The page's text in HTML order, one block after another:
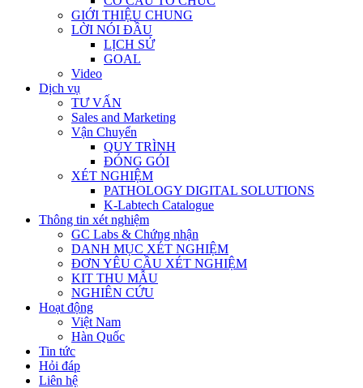
GIỚI THIỆU CHUNG
LỜI NÓI ĐẦU
LỊCH SỬ
GOAL
Video
Dịch vụ
TƯ VẤN
Sales and Marketing
Vận Chuyển
QUY TRÌNH
ĐÓNG GÓI
XÉT NGHIỆM
PATHOLOGY DIGITAL SOLUTIONS
K-Labtech Catalogue
Thông tin xét nghiệm
GC Labs & Chứng nhận
DANH MỤC XÉT NGHIỆM
ĐƠN YÊU CẦU XÉT NGHIỆM
KIT THU MẪU
NGHIÊN CỨU
Hoạt động
Việt Nam
Hàn Quốc
Tin tức
Hỏi đáp
Liên hệ